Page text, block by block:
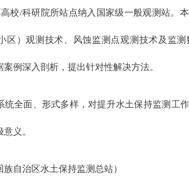
校/科研院所站点纳入国家级一般观测站。
区）观测技术、风蚀监测点观测技术及监
例深入剖析，提出针对性解决方法。
统全面、形式多样，对提升水土保持监测工
义。
族自治区水土保持监测总站）